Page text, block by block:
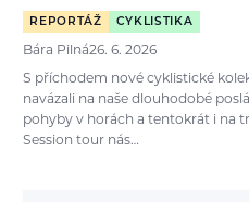
REPORTÁŽ CYKLISTIKA
Bára Pilná26. 6. 2026
S příchodem nové cyklistické
navázali na naše dlouhodobé
pohyby v horách a tentokrát i na
Session tour nás…